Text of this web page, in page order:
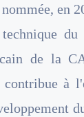
en
du
de la
à